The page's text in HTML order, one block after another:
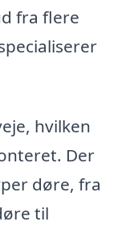
fra flere
hvilken
Der
døre, fra
til